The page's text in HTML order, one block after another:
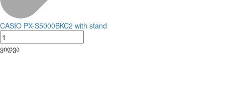
CASIO PX-S5000BKC2 with stand
ყიდვა